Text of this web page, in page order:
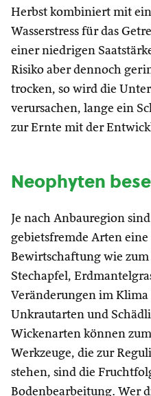
Herbst kombiniert mit
Wasserstress für das
einer niedrigen
Risiko aber dennoch
trocken, so wird die
verursachen, lange ein
zur Ernte mit der
Neophyten
Je nach Anbauregion
gebietsfremde Arten
Bewirtschaftung wie zum
Stechapfel,
Veränderungen im
Unkrautarten und
Wickenarten können
Werkzeuge, die zur
stehen, sind die
Bodenbearbeitung. Wer